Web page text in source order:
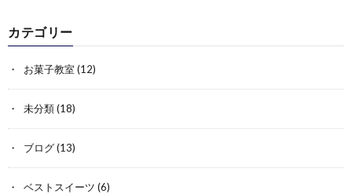
カテゴリー
お菓子教室 (12)
未分類(18)
ブログ(13)
ベストスイーツ (6)